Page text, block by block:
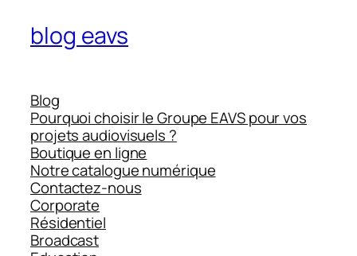
blog eavs
Blog
Pourquoi choisir le Groupe EAVS pour vos
projets audiovisuels ?
Boutique en ligne
Notre catalogue numérique
Contactez-nous
Corporate
Résidentiel
Broadcast